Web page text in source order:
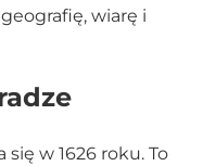
wiarę i
w 1626 roku. To